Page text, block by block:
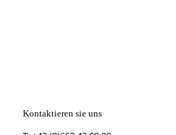
Kontaktieren sie uns